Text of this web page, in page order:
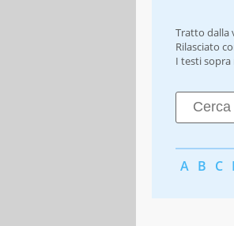
Tratto dalla
Rilasciato
I testi
A B C